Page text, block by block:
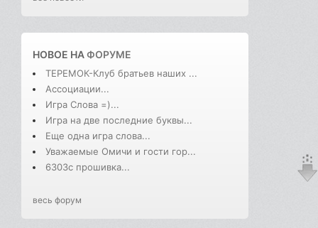
НОВОЕ НАФОРУМЕ
ТЕРЕМОК-Клуб братьев наших ...
Ассоциации...
Игра Слова =)...
Игра на две последние буквы...
Еще одна игра слова...
Уважаемые Омичи и гости гор...
6303с прошивка...
весь форум